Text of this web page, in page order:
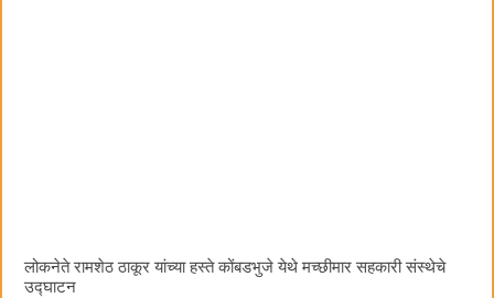
लोकनेते रामशेठ ठाकूर यांच्या हस्ते कोंबडभुजे येथे मच्छीमार सहकारी संस्थेचे
उद्घाटन